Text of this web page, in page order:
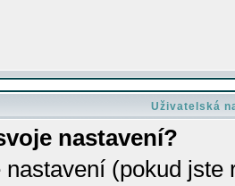
Uživatelská
nastavení?
nastavení (pokud